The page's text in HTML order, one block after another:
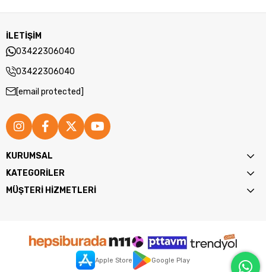
İLETİŞİM
03422306040
03422306040
[email protected]
KURUMSAL
KATEGORİLER
MÜŞTERİ HİZMETLERİ
Apple Store Google Play